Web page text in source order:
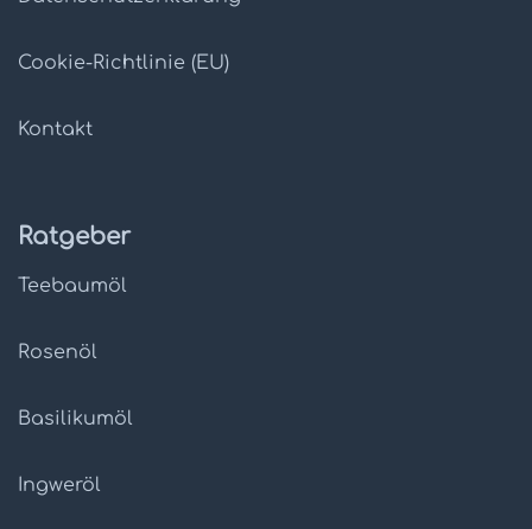
Cookie-Richtlinie (EU)
Kontakt
Ratgeber
Teebaumöl
Rosenöl
Basilikumöl
Ingweröl